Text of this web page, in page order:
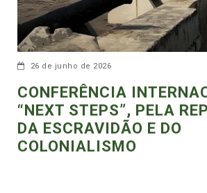
26 de junho de 2026
CONFERÊNCIA
“NEXT STEPS”, PELA
DA ESCRAVIDÃO E DO
COLONIALISMO